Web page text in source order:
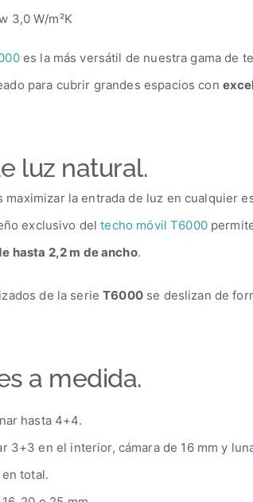
3,0 W/m²K
es la más versátil de nuestra gama de
para cubrir grandes espacios con
luz natural.
la entrada de luz en cualquier
exclusivo deltecho móvil T6000
hasta 2,2 m de ancho.
de la serieT6000se deslizan de
a medida.
hasta 4+4.
3+3 en el interior, cámara de 16 mm y
total.